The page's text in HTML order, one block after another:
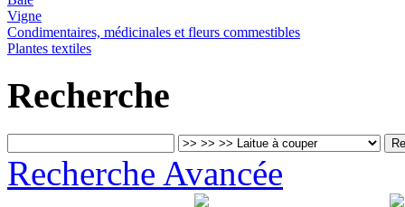
Vigne
Condimentaires, médicinales et fleurs commestibles
Plantes textiles
Recherche
Recherche Avancée